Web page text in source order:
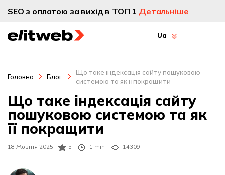
SEO з оплатою за вихід в ТОП 1 Детальніше
Ua
Головна Блог
Що таке індексація сайту пошуковою
системою та як її покращити
18 Жовтня 2025 5 1 min 14309
Що таке індексація сайту
пошуковою системою та як
її покращити